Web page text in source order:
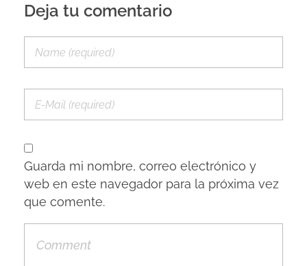
Deja tu comentario
Guarda mi nombre, correo electrónico y
web en este navegador para la próxima vez
que comente.